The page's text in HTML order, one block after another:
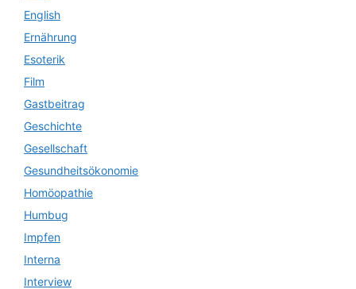
English
Ernährung
Esoterik
Film
Gastbeitrag
Geschichte
Gesellschaft
Gesundheitsökonomie
Homöopathie
Humbug
Impfen
Interna
Interview